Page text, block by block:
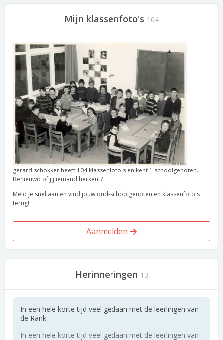
Mijn klassenfoto's 104
gerard schokker heeft 104 klassenfoto's en kent 1 schoolgenoten.
Benieuwd of jij iemand herkent?
Meld je snel aan en vind jouw oud-schoolgenoten en klassenfoto's
terug!
Aanmelden
Herinneringen 13
In een hele korte tijd veel gedaan met de leerlingen van
de Rank.
In een hele korte tijd veel gedaan met de leerlingen van